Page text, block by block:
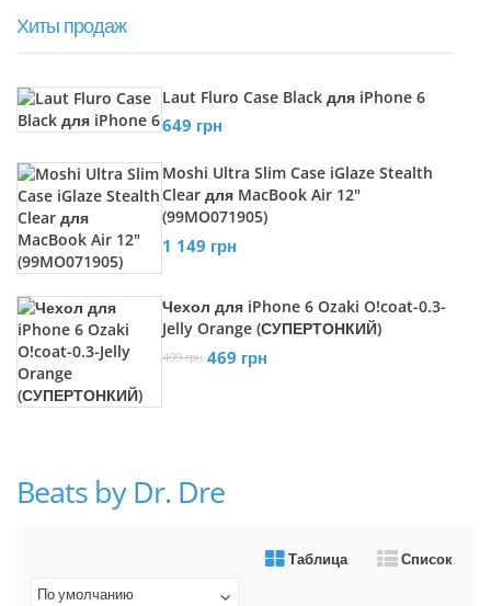
Хиты продаж
Laut Fluro Case Black для iPhone 6
649 грн
Moshi Ultra Slim Case iGlaze Stealth
Clear для MacBook Air 12"
(99MO071905)
1 149 грн
Чехол для iPhone 6 Ozaki O!coat-0.3-
Jelly Orange (СУПЕРТОНКИЙ)
499 грн 469 грн
Beats by Dr. Dre
Таблица
Список
По умолчанию